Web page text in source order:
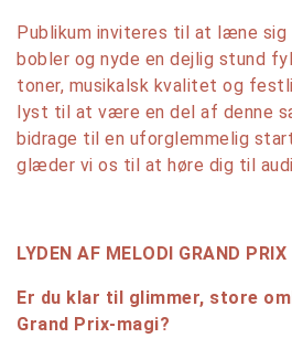
Publikum inviteres til at læne
bobler og nyde en dejlig stund
toner, musikalsk kvalitet og
lyst til at være en del af denne
bidrage til en uforglemmelig
glæder vi os til at høre dig til
LYDEN AF MELODI GRAND PRIX
Er du klar til glimmer, store
Grand Prix-magi?